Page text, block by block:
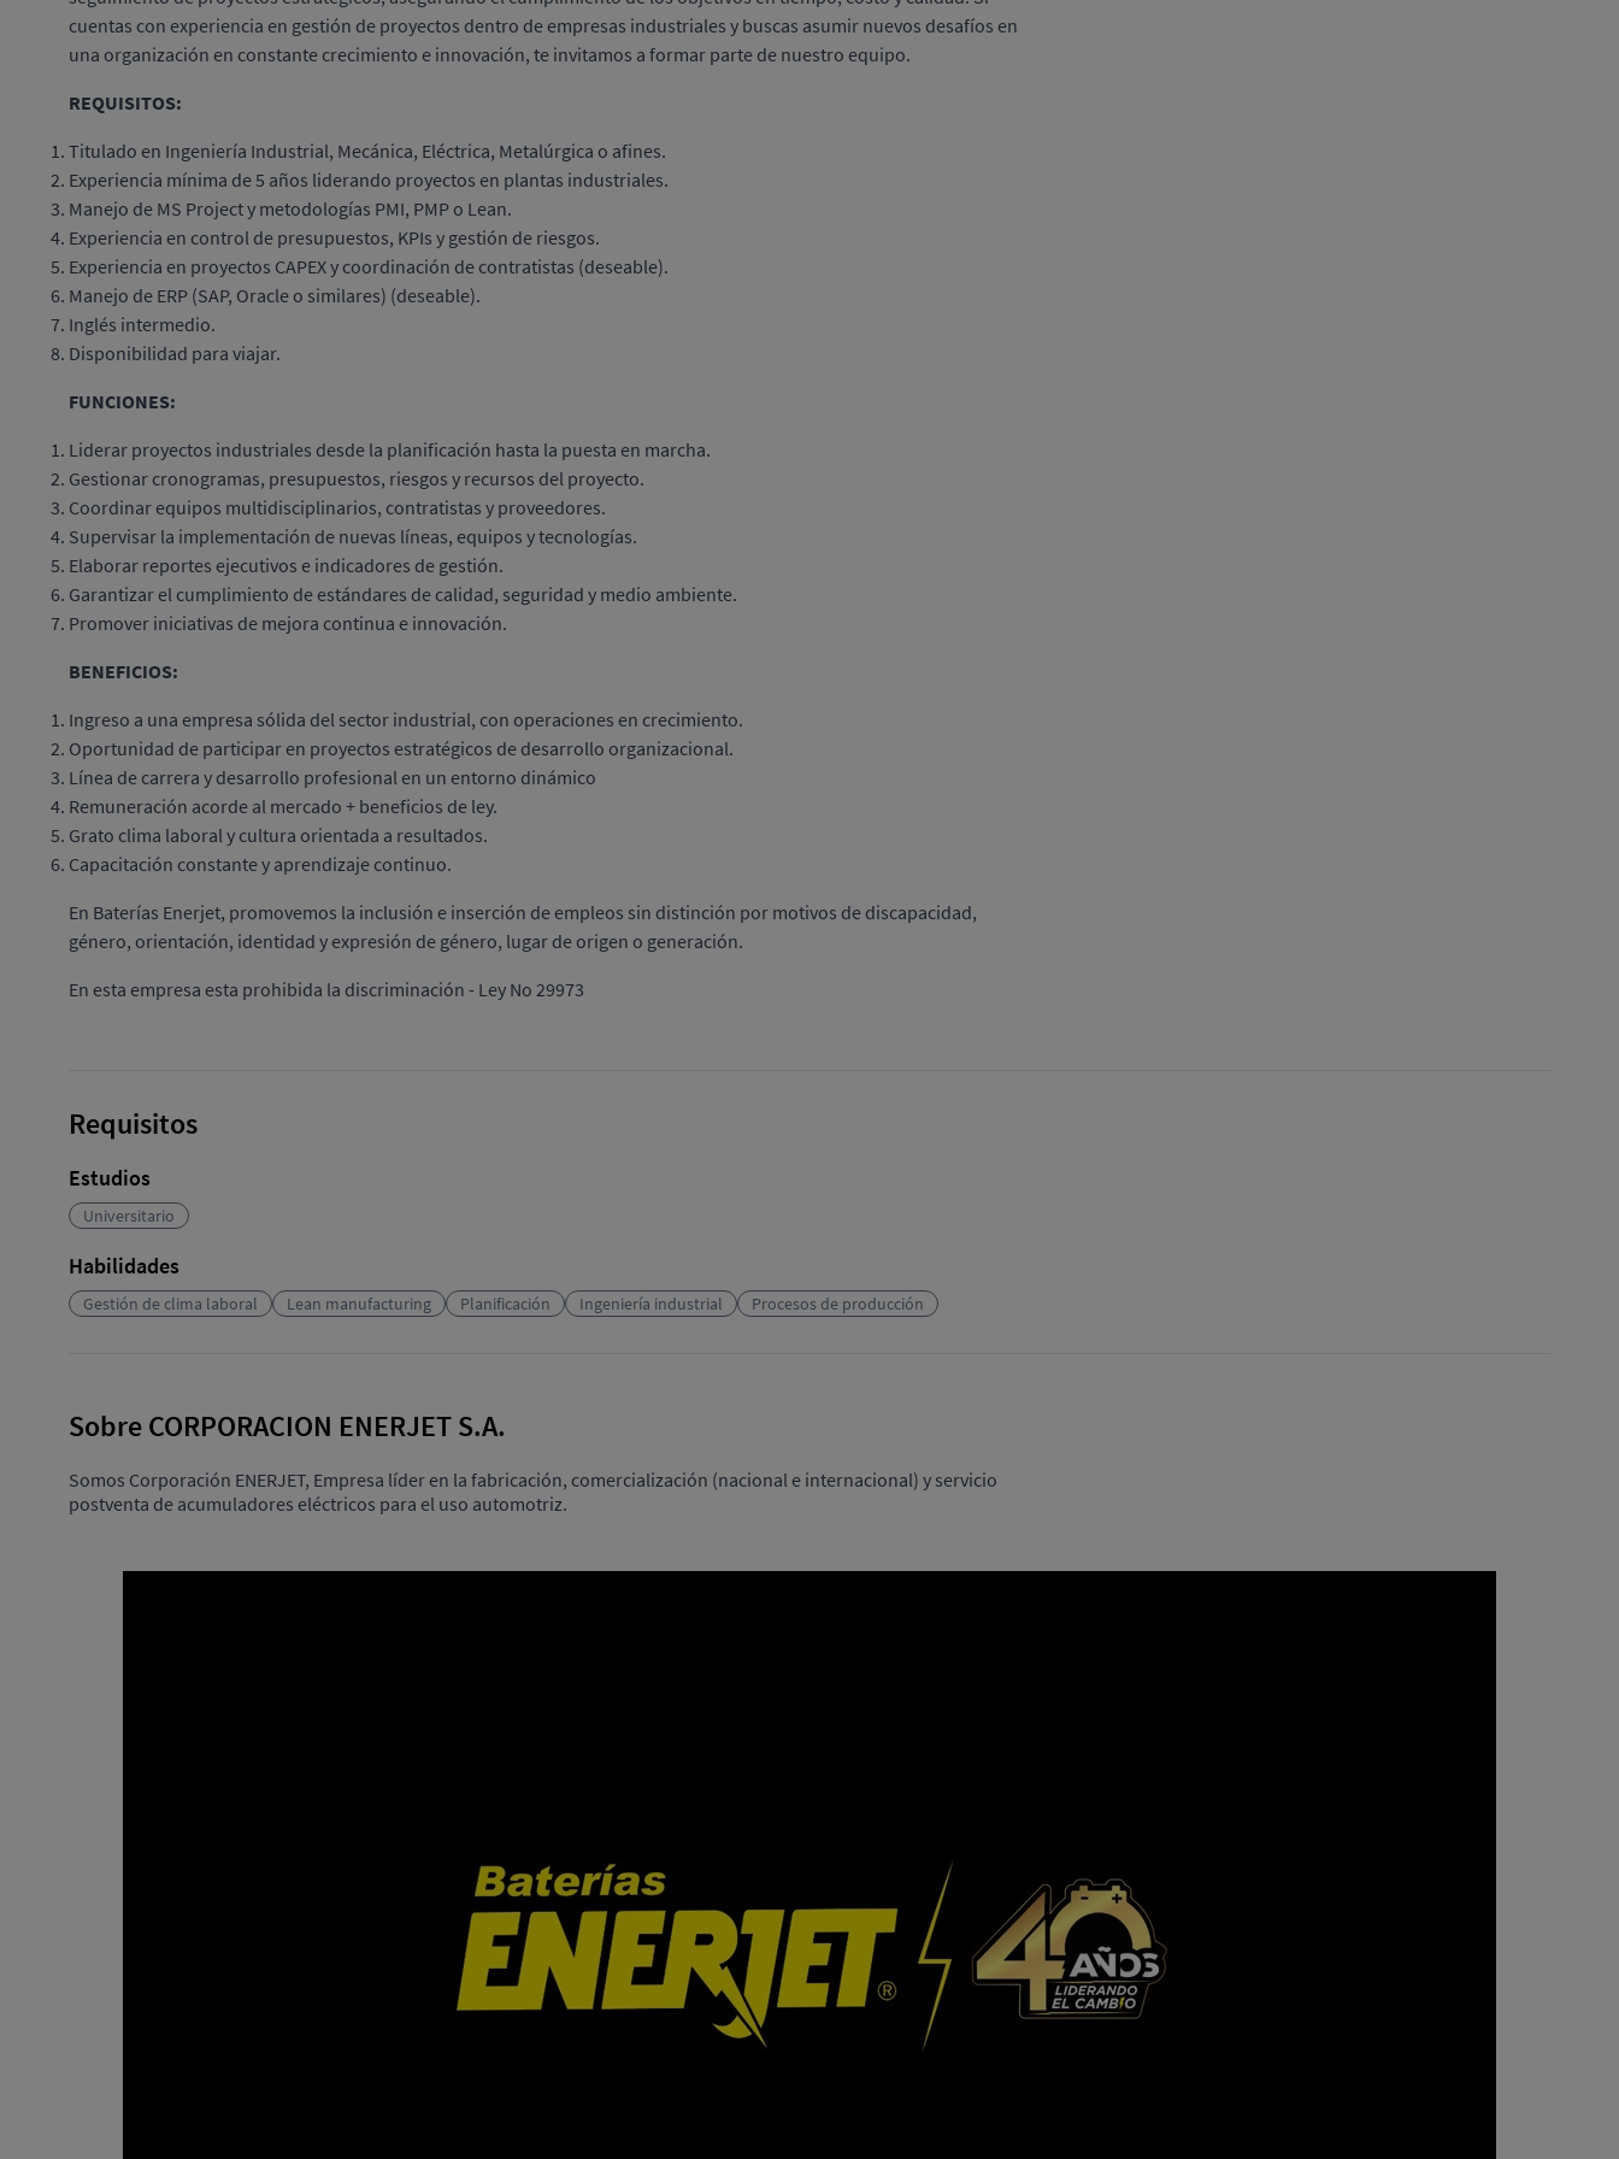
cuentas con experiencia en gestión de proyectos dentro de empresas industriales y buscas asumir nuevos desafíos en
una organización en constante crecimiento e innovación, te invitamos a formar parte de nuestro equipo.
REQUISITOS:
Titulado en Ingeniería Industrial, Mecánica, Eléctrica, Metalúrgica o afines.
Experiencia mínima de 5 años liderando proyectos en plantas industriales.
Manejo de MS Project y metodologías PMI, PMP o Lean.
Experiencia en control de presupuestos, KPIs y gestión de riesgos.
Experiencia en proyectos CAPEX y coordinación de contratistas (deseable).
Manejo de ERP (SAP, Oracle o similares) (deseable).
Inglés intermedio.
Disponibilidad para viajar.
FUNCIONES:
Liderar proyectos industriales desde la planificación hasta la puesta en marcha.
Gestionar cronogramas, presupuestos, riesgos y recursos del proyecto.
Coordinar equipos multidisciplinarios, contratistas y proveedores.
Supervisar la implementación de nuevas líneas, equipos y tecnologías.
Elaborar reportes ejecutivos e indicadores de gestión.
Garantizar el cumplimiento de estándares de calidad, seguridad y medio ambiente.
Promover iniciativas de mejora continua e innovación.
BENEFICIOS:
Ingreso a una empresa sólida del sector industrial, con operaciones en crecimiento.
Oportunidad de participar en proyectos estratégicos de desarrollo organizacional.
Línea de carrera y desarrollo profesional en un entorno dinámico
Remuneración acorde al mercado + beneficios de ley.
Grato clima laboral y cultura orientada a resultados.
Capacitación constante y aprendizaje continuo.
En Baterías Enerjet, promovemos la inclusión e inserción de empleos sin distinción por motivos de discapacidad,
género, orientación, identidad y expresión de género, lugar de origen o generación.
En esta empresa esta prohibida la discriminación - Ley No 29973
Requisitos
Estudios
Universitario
Habilidades
Gestión de clima laboral Lean manufacturing Planificación Ingeniería industrial Procesos de producción
Sobre CORPORACION ENERJET S.A.
Somos Corporación ENERJET, Empresa líder en la fabricación, comercialización (nacional e internacional) y servicio
postventa de acumuladores eléctricos para el uso automotriz.